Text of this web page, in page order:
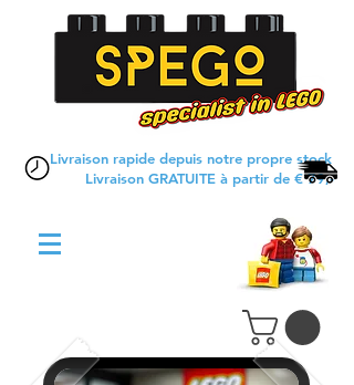
Livraison rapide depuis notre propre stock
Livraison GRATUITE à partir de € 79,-